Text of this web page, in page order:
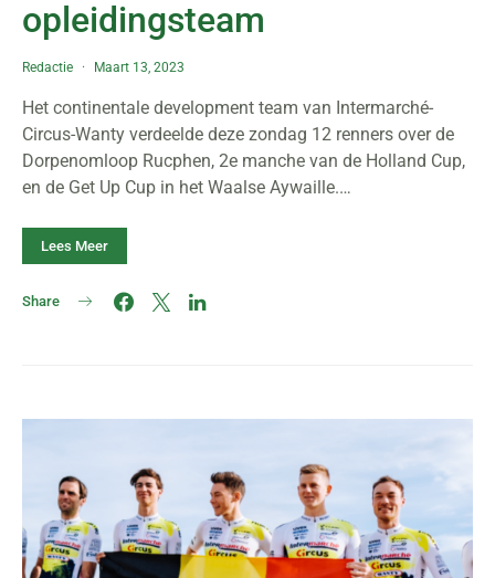
opleidingsteam
Redactie Maart 13, 2023
Het continentale development team van Intermarché-
Circus-Wanty verdeelde deze zondag 12 renners over de
Dorpenomloop Rucphen, 2e manche van de Holland Cup,
en de Get Up Cup in het Waalse Aywaille.…
Lees Meer
Share